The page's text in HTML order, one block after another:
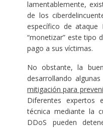
lamentablemente,
de los
específico de ataque
“monetizar” este tipo
pago a sus víctimas.
No obstante, la
desarrollando algunas
mitigación para
Diferentes expertos
técnica mediante la
DDoS pueden